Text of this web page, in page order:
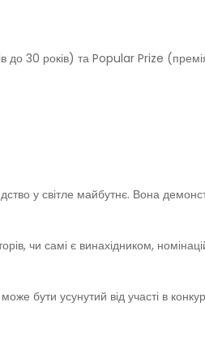
30 років) та Popular Prize
у світле майбутнє. Вона
чи самі є винахідником,
бути усунутий від участі в